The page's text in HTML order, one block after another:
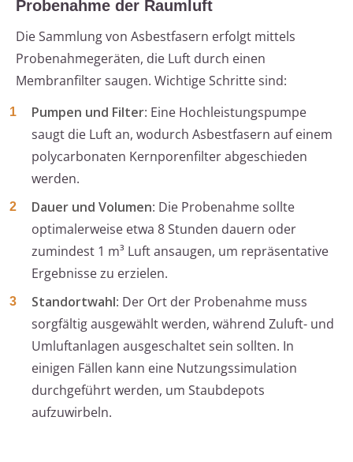
Probenahme der Raumluft
Die Sammlung von Asbestfasern erfolgt mittels
Probenahmegeräten, die Luft durch einen
Membranfilter saugen. Wichtige Schritte sind:
Pumpen und Filter: Eine Hochleistungspumpe
saugt die Luft an, wodurch Asbestfasern auf einem
polycarbonaten Kernporenfilter abgeschieden
werden.
Dauer und Volumen: Die Probenahme sollte
optimalerweise etwa 8 Stunden dauern oder
zumindest 1 m³ Luft ansaugen, um repräsentative
Ergebnisse zu erzielen.
Standortwahl: Der Ort der Probenahme muss
sorgfältig ausgewählt werden, während Zuluft- und
Umluftanlagen ausgeschaltet sein sollten. In
einigen Fällen kann eine Nutzungssimulation
durchgeführt werden, um Staubdepots
aufzuwirbeln.